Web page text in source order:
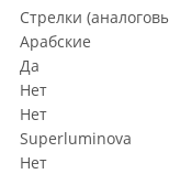
Стрелки
Арабские
Да
Нет
Нет
Superluminova
Нет